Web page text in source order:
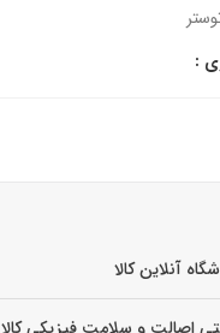
:
آنلاین کالا